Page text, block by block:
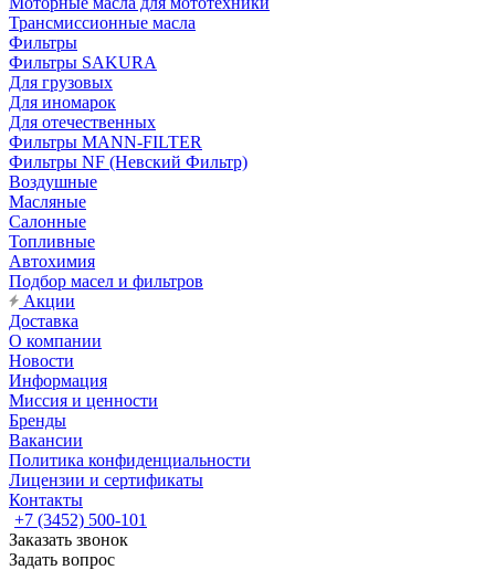
Трансмиссионные масла
Фильтры
Фильтры SAKURA
Для грузовых
Для иномарок
Для отечественных
Фильтры MANN-FILTER
Фильтры NF (Невский Фильтр)
Воздушные
Масляные
Салонные
Топливные
Автохимия
Подбор масел и фильтров
Акции
Доставка
О компании
Новости
Информация
Миссия и ценности
Бренды
Вакансии
Политика конфиденциальности
Лицензии и сертификаты
Контакты
+7 (3452) 500-101
Заказать звонок
Задать вопрос